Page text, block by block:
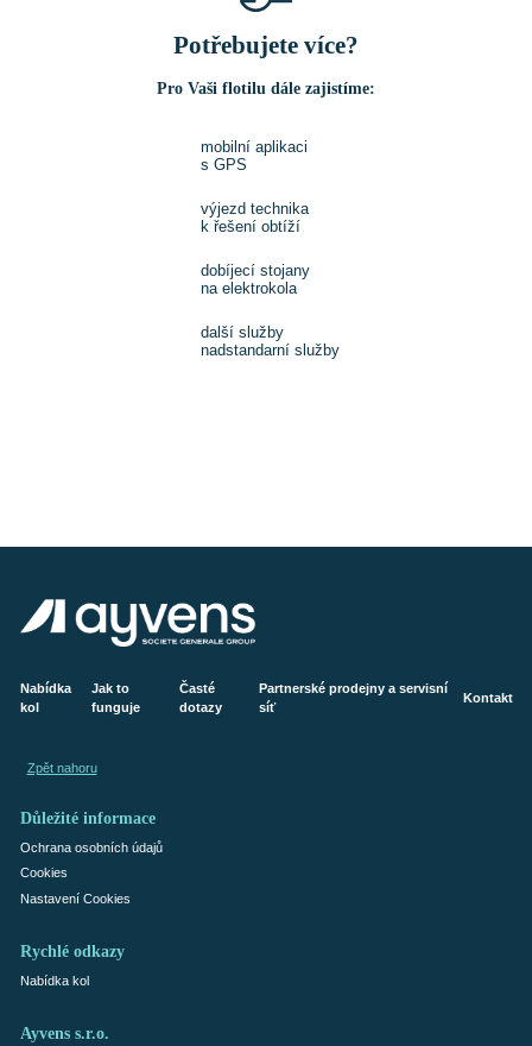
Potřebujete více?
Pro Vaši flotilu dále zajistíme:
mobilní aplikaci
s GPS
výjezd technika
k řešení obtíží
dobíjecí stojany
na elektrokola
další služby
nadstandarní služby
Nabídka
kol
Jak to
funguje
Časté
dotazy
Partnerské prodejny a servisní
síť
Kontakt
Zpět nahoru
Důležité informace
Ochrana osobních údajů
Cookies
Nastavení Cookies
Rychlé odkazy
Nabídka kol
Ayvens s.r.o.